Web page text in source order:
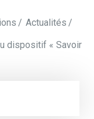
Actualités
dispositif « Savoir